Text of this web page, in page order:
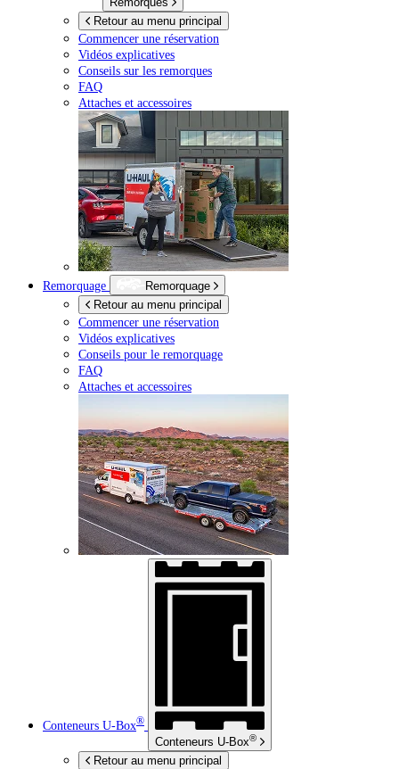
Retour au menu principal
Commencer une réservation
Vidéos explicatives
Conseils sur les remorques
FAQ
Attaches et accessoires
Remorquage
Remorquage
Retour au menu principal
Commencer une réservation
Vidéos explicatives
Conseils pour le remorquage
FAQ
Attaches et accessoires
Conteneurs U-Box®
Conteneurs U-Box®
Retour au menu principal